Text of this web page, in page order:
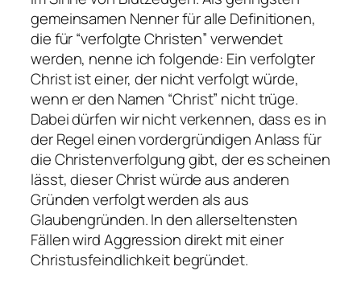
gemeinsamen Nenner für alle Definitionen,
die für “verfolgte Christen” verwendet
werden, nenne ich folgende: Ein verfolgter
Christ ist einer, der nicht verfolgt würde,
wenn er den Namen “Christ” nicht trüge.
Dabei dürfen wir nicht verkennen, dass es in
der Regel einenvordergründigen Anlassfür
die Christenverfolgung gibt, der es scheinen
lässt, dieser Christ würde aus anderen
Gründen verfolgt werden als aus
Glaubengründen. In den allerseltensten
Fällen wird Aggression direkt mit einer
Christusfeindlichkeit begründet.